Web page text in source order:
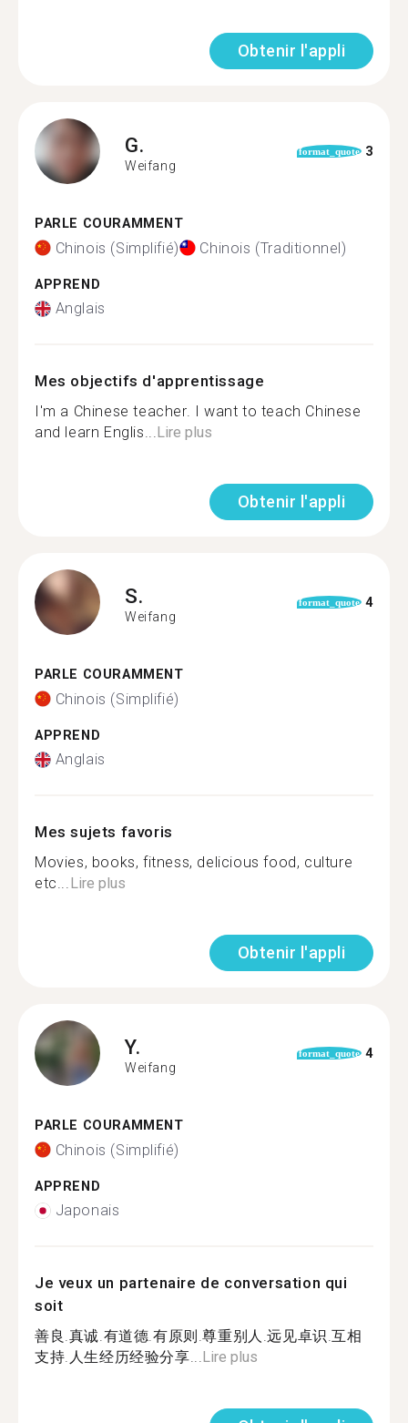
Obtenir l'appli
G.
Weifang
format_quote 3
PARLE COURAMMENT
Chinois (Simplifié) Chinois (Traditionnel)
APPREND
Anglais
Mes objectifs d'apprentissage
I'm a Chinese teacher. I want to teach Chinese
and learn Englis...Lire plus
Obtenir l'appli
S.
Weifang
format_quote 4
PARLE COURAMMENT
Chinois (Simplifié)
APPREND
Anglais
Mes sujets favoris
Movies, books, fitness, delicious food, culture
etc...Lire plus
Obtenir l'appli
Y.
Weifang
format_quote 4
PARLE COURAMMENT
Chinois (Simplifié)
APPREND
Japonais
Je veux un partenaire de conversation qui
soit
善良.真诚.有道德.有原则.尊重别人.远见卓识.互相
支持.人生经历经验分享...Lire plus